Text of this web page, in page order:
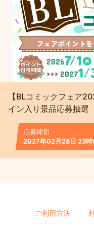
【BLコミックフェア
イン入り景品応募抽選
応募締切
2027年02月28日 23時
ご利用方法